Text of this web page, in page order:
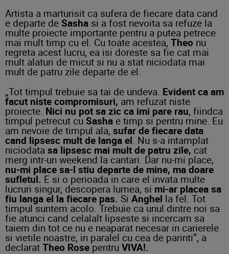
Artista a marturisit ca sufera de fiecare data cand
e departe de Sasha si a fost nevoita sa refuze la
multe proiecte importante pentru a putea petrece
mai mult timp cu el. Cu toate acestea, Theo nu
regreta acest lucru, ea isi doreste sa fie cat mai
mult alaturi de micut si nu a stat niciodata mai
mult de patru zile departe de el.
„Tot timpul trebuie sa tai de undeva. Evident ca am
facut niste compromisuri, am refuzat niste
proiecte. Nici nu pot sa zic ca imi pare rau, fiindca
timpul petrecut cu Sasha e timp si pentru mine. Eu
am nevoie de timpul ala, sufar de fiecare data
cand lipsesc mult de langa el . Nu s-a intamplat
niciodata sa lipsesc mai mult de patru zile,cat
merg intr-un weekend la cantari. Dar nu-mi place,
nu-mi place sa-l stiu departe de mine, ma doare
sufletul. E si o perioada in care el invata multe
lucruri singur, descopera lumea, si mi-ar placea sa
fiu langa el la fiecare pas. Si Anghel la fel. Tot
timpul suntem acolo. Trebuie ca unul dintre noi sa
fie atunci cand celalalt lipseste si incercam sa
taiem din tot ce nu e neaparat necesar in carierele
si vietile noastre, in paralel cu cea de parinti”, a
declarat Theo Rosepentru VIVA!.